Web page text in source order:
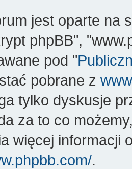
jest oparte na
phpBB",
pod "
pobrane z
tylko dyskusje
za to co
więcej informacji
.